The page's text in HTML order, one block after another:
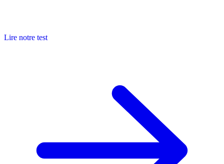
Lire notre test